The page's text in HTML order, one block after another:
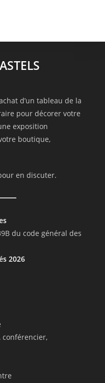
d’un tableau de la
pour décorer votre
exposition
boutique,
en discuter.
du code général des
2026